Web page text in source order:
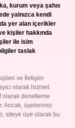
kurum veya şahıs
yalnızca kendi
yer alan içerikler
kişiler hakkında
ile isim
taslak
ve İletişim
olarak hizmet
olarak denetleme
Ancak, üyelerimiz
siteye üye olarak bu